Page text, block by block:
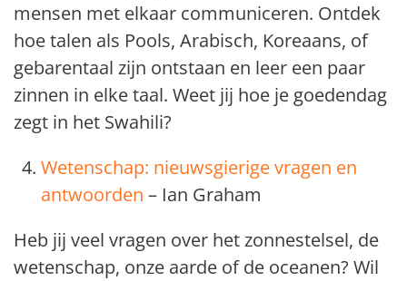
mensen met elkaar communiceren. Ontdek
hoe talen als Pools, Arabisch, Koreaans, of
gebarentaal zijn ontstaan en leer een paar
zinnen in elke taal. Weet jij hoe je goedendag
zegt in het Swahili?
Wetenschap: nieuwsgierige vragen en
antwoorden – Ian Graham
Heb jij veel vragen over het zonnestelsel, de
wetenschap, onze aarde of de oceanen? Wil